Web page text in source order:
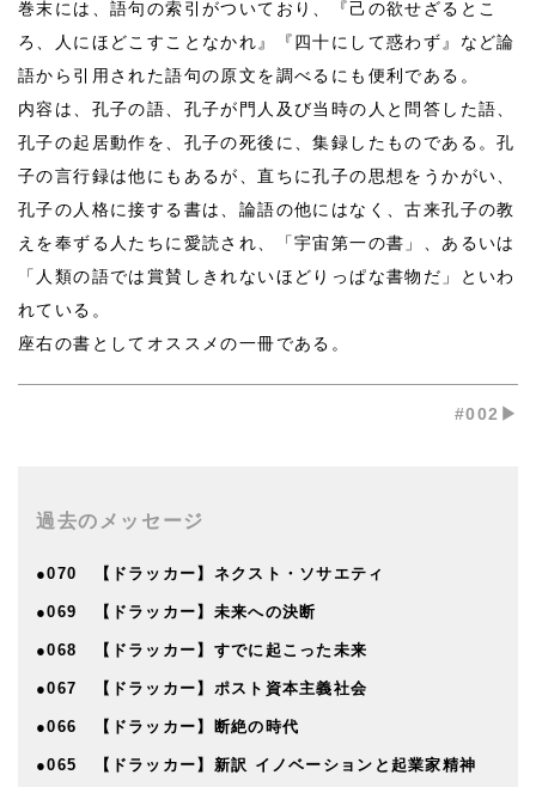
巻末には、語句の索引がついており、『己の欲せざるとこ
ろ、人にほどこすことなかれ』『四十にして惑わず』など論
語から引用された語句の原文を調べるにも便利である。
内容は、孔子の語、孔子が門人及び当時の人と問答した語、
孔子の起居動作を、孔子の死後に、集録したものである。孔
子の言行録は他にもあるが、直ちに孔子の思想をうかがい、
孔子の人格に接する書は、論語の他にはなく、古来孔子の教
えを奉ずる人たちに愛読され、「宇宙第一の書」、あるいは
「人類の語では賞賛しきれないほどりっぱな書物だ」といわ
れている。
座右の書としてオススメの一冊である。
#002▶︎
過去のメッセージ
●070 【ドラッカー】ネクスト・ソサエティ
●069 【ドラッカー】未来への決断
●068 【ドラッカー】すでに起こった未来
●067 【ドラッカー】ポスト資本主義社会
●066 【ドラッカー】断絶の時代
●065 【ドラッカー】新訳 イノベーションと起業家精神